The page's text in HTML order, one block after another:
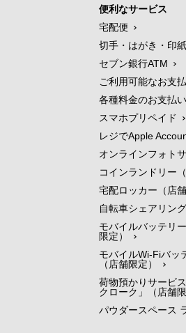
便利なサービス
宅配便
切手・はがき・印紙
セブン銀行ATM
ご利用可能なお支
各種料金のお支払い
スマホプリペイド
レジでApple
オンラインフォト
コインランドリー
宅配ロッカー（店舗
自転車シェアリン
モバイルバッテリ
限定）
モバイルWi-Fiバッ
（店舗限定）
荷物預かりサービ
クローク」（店舗限
パウダースペース